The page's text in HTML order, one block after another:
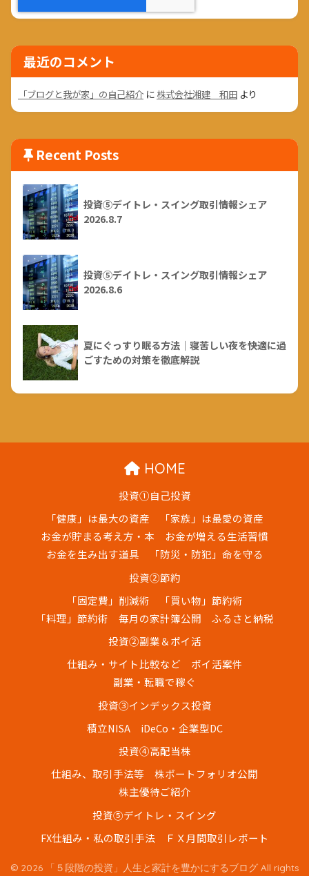
最近のコメント
「ブログと我が家」の自己紹介 に 株式会社湘建 和田 より
Recent Posts
投資⑤デイトレ・スイング取引情報シェア
2026.8.7
投資⑤デイトレ・スイング取引情報シェア
2026.8.6
夏にぐっすり眠る方法｜寝苦しい夜を快適に過
ごすための対策を徹底解説
HOME
投資①自己投資
「健康」は最大の資産
「家族」は最愛の資産
お金が貯まる考え方・本
お金が増える生活習慣
お金を生み出す道具
「防災・防犯」命を守る
投資②節約
「固定費」削減術
「買い物」節約術
「料理」節約術
毎月の家計簿公開
ふるさと納税
投資②副業＆ポイ活
仕組み・サイト比較など
ポイ活案件
副業・転職で稼ぐ
投資③インデックス投資
積立NISA
iDeCo・企業型DC
投資④高配当株
仕組み、取引手法等
株ポートフォリオ公開
株主優待ご紹介
投資⑤デイトレ・スイング
FX仕組み・私の取引手法
ＦＸ月間取引レポート
© 2026 「５段階の投資」人生と家計を豊かにするブログ All rights